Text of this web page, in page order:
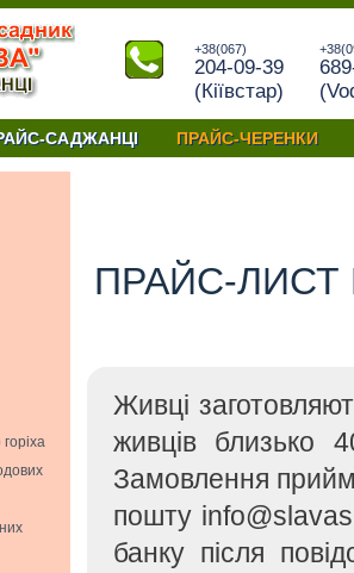
+38(067)
204-09-39
(Кiївстар)
черенки Україна
САДЖАНЦІ
ПРАЙС-ЧЕРЕНКИ
ПРАЙС-ЛИСТ
Живці
живців близько
Замовлення
пошту
банку після